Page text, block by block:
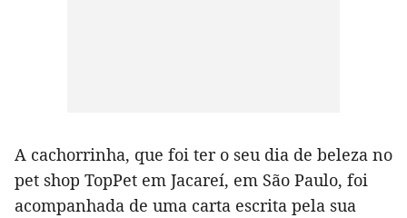
A cachorrinha, que foi ter o seu dia de beleza no
pet shop TopPet em Jacareí, em São Paulo, foi
acompanhada de uma carta escrita pela sua